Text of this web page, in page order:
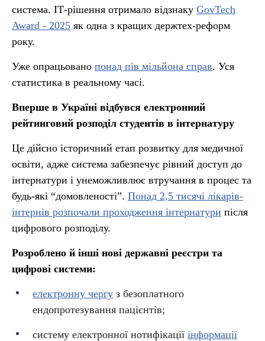
система. ІТ-рішення отримало відзнаку GovTech
Award - 2025 як одна з кращих держтех-реформ
року.
Уже опрацьовано понад пів мільйона справ. Уся
статистика в реальному часі.
Вперше в Україні відбувся електронний
рейтинговий розподіл студентів в інтернатуру
Це дійсно історичний етап розвитку для медичної
освіти, адже система забезпечує рівний доступ до
інтернатури і унеможливлює втручання в процес та
будь-які “домовленості”. Понад 2,5 тисячі лікарів-
інтернів розпочали проходження інтернатури після
цифрового розподілу.
Розроблено й інші нові державні реєстри та
цифрові системи:
електронну чергу з безоплатного
ендопротезування пацієнтів;
систему електронної нотифікації інформації